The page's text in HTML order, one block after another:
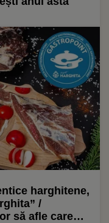
harghitene,
/
să afle care